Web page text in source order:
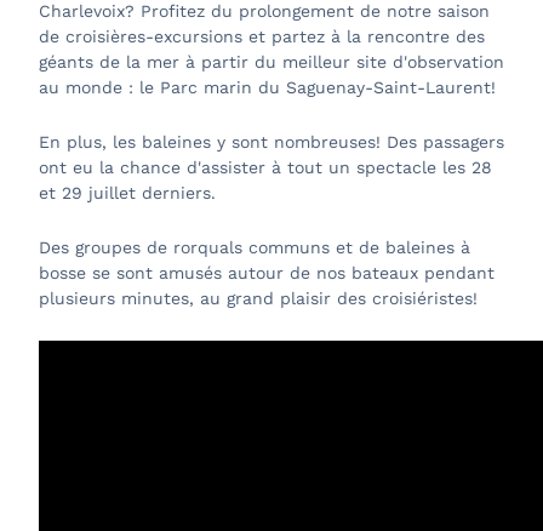
Charlevoix? Profitez du prolongement de notre saison
de croisières-excursions et partez à la rencontre des
géants de la mer à partir du meilleur site d'observation
au monde : le Parc marin du Saguenay-Saint-Laurent!
En plus, les baleines y sont nombreuses! Des passagers
ont eu la chance d'assister à tout un spectacle les 28
et 29 juillet derniers.
Des groupes de rorquals communs et de baleines à
bosse se sont amusés autour de nos bateaux pendant
plusieurs minutes, au grand plaisir des croisiéristes!